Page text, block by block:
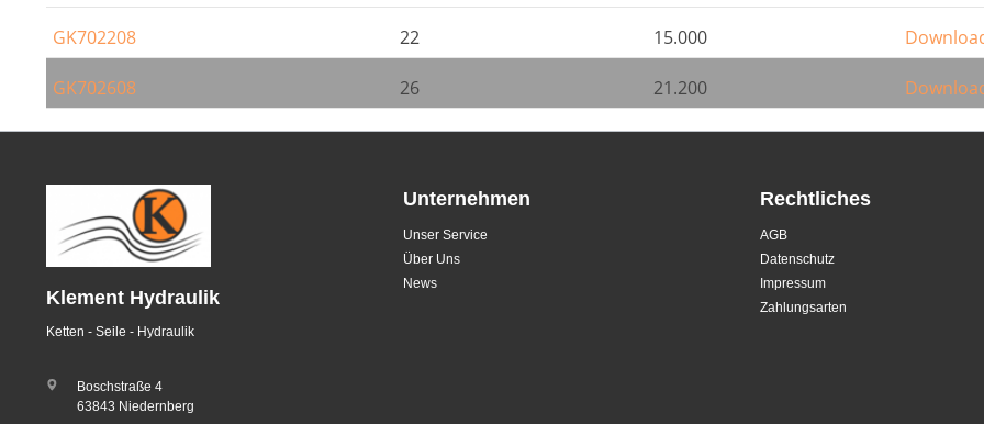
GK702208 22 15.000
GK702608 26 21.200
Klement Hydraulik
Ketten - Seile - Hydraulik
Boschstraße 4
63843 Niedernberg
Unternehmen
Unser Service
Über Uns
News
Rechtliches
AGB
Datenschutz
Impressum
Zahlungsarten